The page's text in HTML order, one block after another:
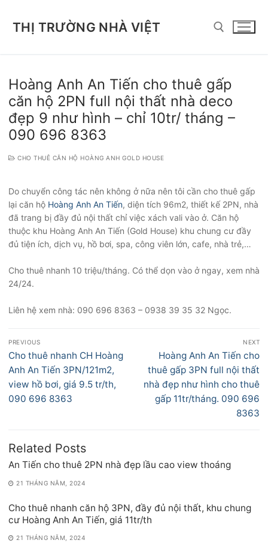
THỊ TRƯỜNG NHÀ VIỆT
Hoàng Anh An Tiến cho thuê gấp
căn hộ 2PN full nội thất nhà deco
đẹp 9 như hình – chỉ 10tr/ tháng –
090 696 8363
CHO THUÊ CĂN HỘ HOÀNG ANH GOLD HOUSE
Do chuyển công tác nên không ở nữa nên tôi cần cho thuê gấp
lại căn hộ Hoàng Anh An Tiến, diện tích 96m2, thiết kế 2PN, nhà
đã trang bị đầy đủ nội thất chỉ việc xách vali vào ở. Căn hộ
thuộc khu Hoàng Anh An Tiến (Gold House) khu chung cư đầy
đủ tiện ích, dịch vụ, hồ bơi, spa, công viên lớn, cafe, nhà trẻ,…
Cho thuê nhanh 10 triệu/tháng. Có thể dọn vào ở ngay, xem nhà
24/24.
Liên hệ xem nhà: 090 696 8363 – 0938 39 35 32 Ngọc.
Điều
hướng
bài
viết
PREVIOUS
Previous
post:
Cho thuê nhanh CH Hoàng
Anh An Tiến 3PN/121m2,
view hồ bơi, giá 9.5 tr/th,
090 696 8363
NEXT
Next
post:
Hoàng Anh An Tiến cho
thuê gấp 3PN full nội thất
nhà đẹp như hình cho thuê
gấp 11tr/tháng. 090 696
8363
Related Posts
An Tiến cho thuê 2PN nhà đẹp lầu cao view thoáng
21 THÁNG NĂM, 2024
Cho thuê nhanh căn hộ 3PN, đầy đủ nội thất, khu chung
cư Hoàng Anh An Tiến, giá 11tr/th
21 THÁNG NĂM, 2024